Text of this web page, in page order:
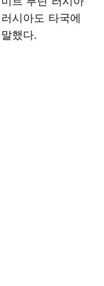
시아도 타국에
했다.